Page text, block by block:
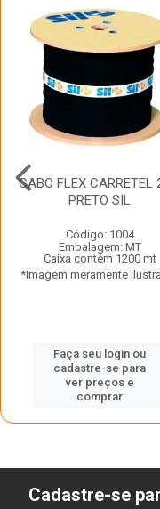
CABO FLEX CARRETEL
PRETO SIL
Código: 1004
Embalagem: MT
Caixa contém 1200 mt
*Imagem meramente
Faça seu login ou
cadastre-se para
ver preços e
comprar
Cadastre-se